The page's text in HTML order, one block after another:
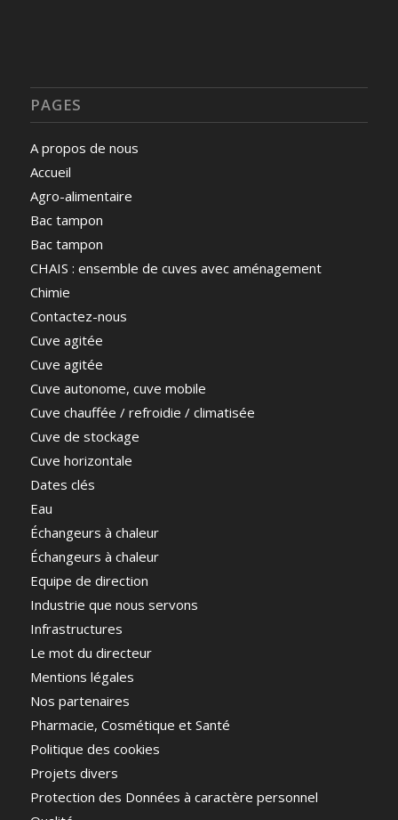
PAGES
A propos de nous
Accueil
Agro-alimentaire
Bac tampon
Bac tampon
CHAIS : ensemble de cuves avec aménagement
Chimie
Contactez-nous
Cuve agitée
Cuve agitée
Cuve autonome, cuve mobile
Cuve chauffée / refroidie / climatisée
Cuve de stockage
Cuve horizontale
Dates clés
Eau
Échangeurs à chaleur
Échangeurs à chaleur
Equipe de direction
Industrie que nous servons
Infrastructures
Le mot du directeur
Mentions légales
Nos partenaires
Pharmacie, Cosmétique et Santé
Politique des cookies
Projets divers
Protection des Données à caractère personnel